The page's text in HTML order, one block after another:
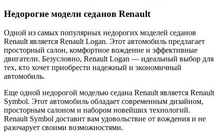
Недорогие модели седанов Renault
Одной из самых популярных недорогих моделей седанов
Renault является Renault Logan. Этот автомобиль предлагает
просторный салон, комфортное вождение и эффективные
двигатели. Безусловно, Renault Logan — идеальный выбор для
тех, кто хочет приобрести надежный и экономичный
автомобиль.
Еще одной недорогой моделью седана Renault является Renault
Symbol. Этот автомобиль обладает современным дизайном,
просторным салоном и набором новейших технологий.
Renault Symbol доставит вам удовольствие от вождения и не
разочарует своими возможностями.